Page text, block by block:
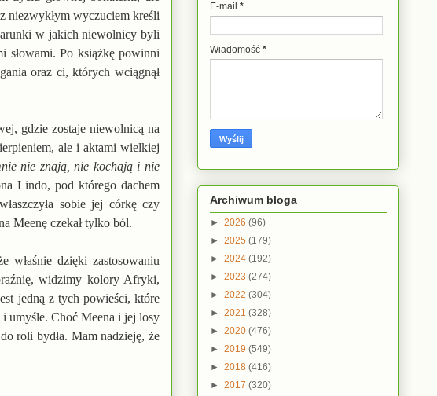
niezwykłym wyczuciem kreśli
w jakich niewolnicy byli
słowami. Po książkę powinni
oraz ci, których wciągnął
gdzie zostaje niewolnicą na
ale i aktami wielkiej
nie znają, nie kochają i nie
Lindo, pod którego dachem
sobie jej córkę czy
Meenę czekał tylko ból.
właśnie dzięki zastosowaniu
widzimy kolory Afryki,
jedną z tych powieści, które
i umyśle. Choć Meena i jej losy
roli bydła. Mam nadzieję, że
E-mail *
Wiadomość *
Archiwum bloga
► 2026 (96)
► 2025 (179)
► 2024 (192)
► 2023 (274)
► 2022 (304)
► 2021 (328)
► 2020 (476)
► 2019 (549)
► 2018 (416)
► 2017 (320)